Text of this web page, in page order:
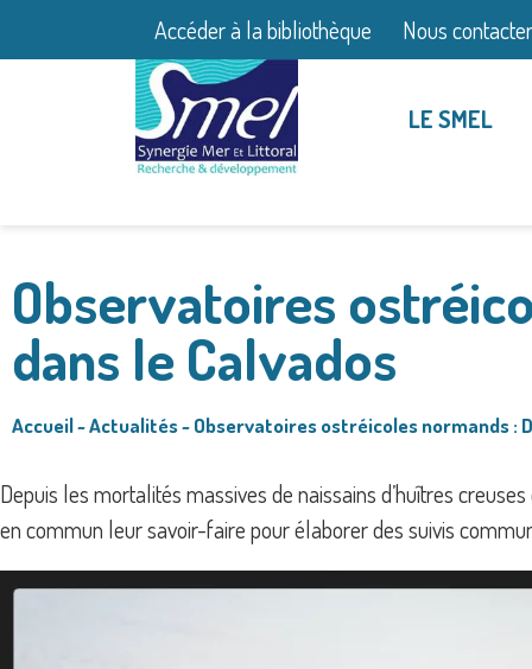
Accéder à la bibliothèque Nous contacter
LE SMEL
Observatoires
dans le Calvados
Accueil~Actualités~Observatoires ostréicoles normands :
Depuis les mortalités massives de naissains d’huîtres
en commun leur savoir-faire pour élaborer des suivis